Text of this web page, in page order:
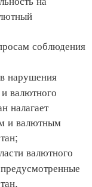
соблюдения
нарушения
валютного
налагает
и валютным
валютного